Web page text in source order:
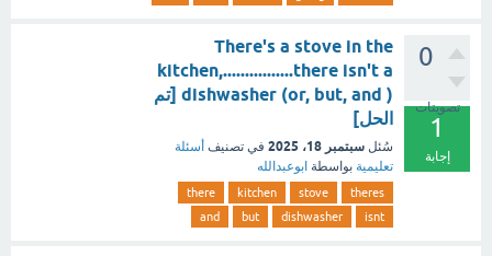
0
تصويتات
1
إجابة
There's a stove in the
kitchen,................there isn't a
dishwasher (or, but, and ) [تم
الحل]
سُئل سبتمبر 18، 2025 في تصنيف أسئلة
تعليمية بواسطة ابوعبدالله
theres
stove
kitchen
there
isnt
dishwasher
but
and